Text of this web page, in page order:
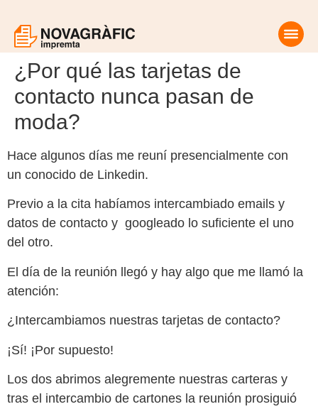
¿Por qué las tarjetas de
contacto nunca pasan de
moda?
Hace algunos días me reuní presencialmente con
un conocido de Linkedin.
Previo a la cita habíamos intercambiado emails y
datos de contacto y googleado lo suficiente el uno
del otro.
El día de la reunión llegó y hay algo que me llamó la
atención:
¿Intercambiamos nuestras tarjetas de contacto?
¡Sí! ¡Por supuesto!
Los dos abrimos alegremente nuestras carteras y
tras el intercambio de cartones la reunión prosiguió